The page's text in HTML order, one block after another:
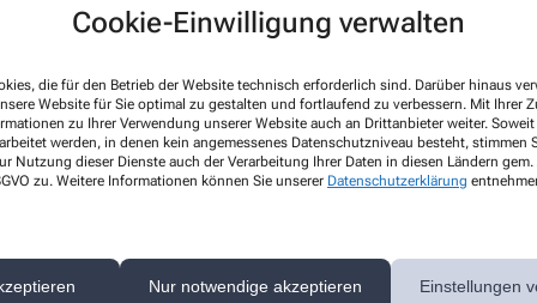
Cookie-Einwilligung verwalten
die für den Betrieb der Website technisch erforderlich sind. Darüber hinaus
Website für Sie optimal zu gestalten und fortlaufend zu verbessern. Mit Ihrer
zu Ihrer Verwendung unserer Website auch an Drittanbieter weiter. Soweit
werden, in denen kein angemessenes Datenschutzniveau besteht, stimmen
Nutzung dieser Dienste auch der Verarbeitung Ihrer Daten in diesen Ländern
zu. Weitere Informationen können Sie unserer Datenschutzerklärung
Nur notwendige akzeptieren Einstellungen
News-Service abonnieren, der von der Alliance Healthcare Deutschland GmbH
verarbeitet. AHD setzt für den Versand und die Analyse des Newsletters den
in jedem Newsletter). Die sonstigen Kontaktmöglichkeiten dafür und weitere
Mindestbestellwert: 50,00 €. Gültig auf das gesamte Sortiment,